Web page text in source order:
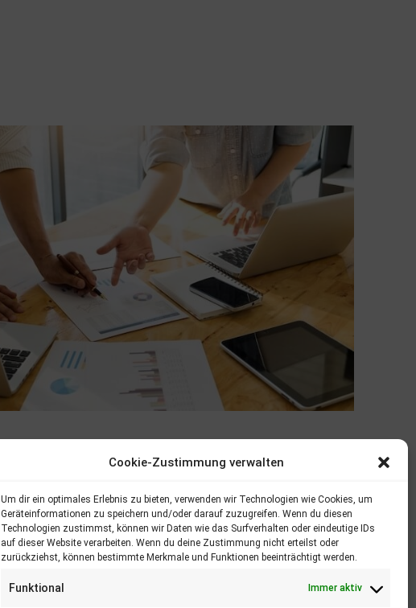
Cookie-Zustimmung verwalten
Um dir ein optimales Erlebnis zu bieten, verwenden wir Technologien wie Cookies, um
Geräteinformationen zu speichern und/oder darauf zuzugreifen. Wenn du diesen
Technologien zustimmst, können wir Daten wie das Surfverhalten oder eindeutige IDs
auf dieser Website verarbeiten. Wenn du deine Zustimmung nicht erteilst oder
zurückziehst, können bestimmte Merkmale und Funktionen beeinträchtigt werden.
Funktional Immer aktiv